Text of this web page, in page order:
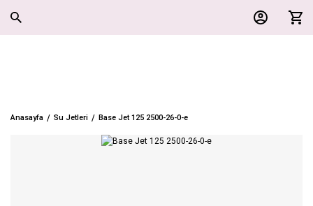
Anasayfa Su Jetleri Base Jet 125 2500-26-0-e